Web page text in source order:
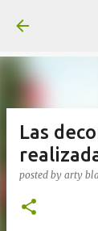
Las
posted by arty